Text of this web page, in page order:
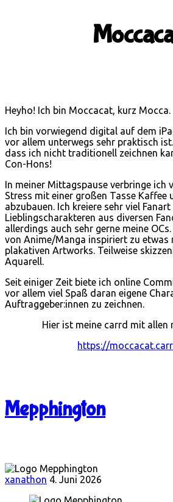
Heyho! Ich bin Moccacat, kurz Mocca.
Ich bin vorwiegend digital auf dem
vor allem unterwegs sehr praktisch
dass ich nicht traditionell zeichnen
Con-Hons!
In meiner Mittagspause verbringe ich
Stress mit einer großen Tasse Kaffee
abzubauen. Ich kreiere sehr viel
Lieblingscharakteren aus diversen
allerdings auch sehr gerne meine
von Anime/Manga inspiriert zu etwas
plakativen Artworks. Teilweise
Aquarell.
Seit einiger Zeit biete ich online
vor allem viel Spaß daran eigene
Auftraggeber:innen zu zeichnen.
Hier ist meine carrd mit allen
https://
Mepphington
xanathon 4. Juni 2026